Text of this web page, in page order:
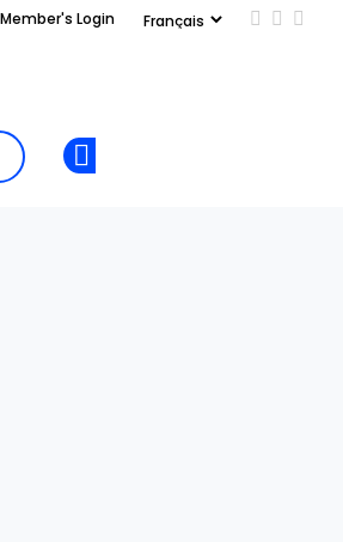
Member's Login Add us
Follow